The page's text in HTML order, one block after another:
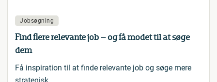
Jobsøgning
Find flere relevante job – og få modet til at søge
dem
Få inspiration til at finde relevante job og søge mere